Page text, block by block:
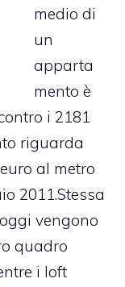
medio di
un
apparta
mento è
i 2181
riguarda
al metro
2011.Stessa
vengono
quadro
i loft